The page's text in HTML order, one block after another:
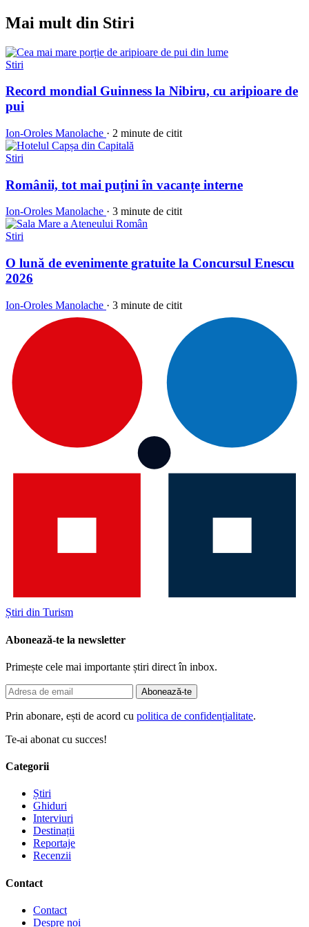
Mai mult din Stiri
Stiri
Record mondial Guinness la Nibiru, cu aripioare de
pui
Ion-Oroles Manolache · 2 minute de citit
Stiri
Românii, tot mai puțini în vacanțe interne
Ion-Oroles Manolache · 3 minute de citit
Stiri
O lună de evenimente gratuite la Concursul Enescu
2026
Ion-Oroles Manolache · 3 minute de citit
Știri din Turism
Abonează-te la newsletter
Primește cele mai importante știri direct în inbox.
Abonează-te
Prin abonare, ești de acord cu politica de confidențialitate.
Te-ai abonat cu succes!
Categorii
Știri
Ghiduri
Interviuri
Destinații
Reportaje
Recenzii
Contact
Contact
Despre noi